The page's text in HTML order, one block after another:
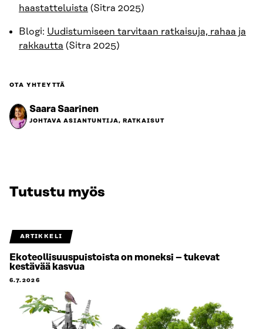
haastatteluista (Sitra 2025)
Blogi: Uudistumiseen tarvitaan ratkaisuja, rahaa ja
rakkautta (Sitra 2025)
OTA YHTEYTTÄ
Saara Saarinen
JOHTAVA ASIANTUNTIJA, RATKAISUT
Tutustu myös
ARTIKKELI
Ekoteollisuuspuistoista on moneksi – tukevat
kestävää kasvua
6.7.2026